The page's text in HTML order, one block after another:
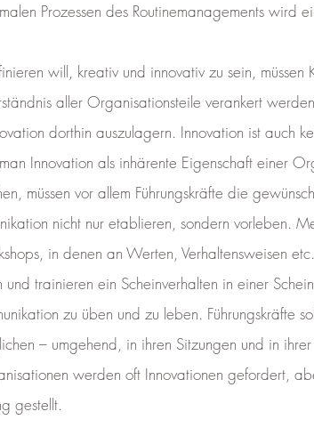
Prozessen des Routinemanagements wird
will, kreativ und innovativ zu sein, müssen
aller Organisationsteile verankert
dorthin auszulagern. Innovation ist auch
Innovation als inhärente Eigenschaft einer
müssen vor allem Führungskräfte die
nicht nur etablieren, sondern vorleben.
in denen an Werten, Verhaltensweisen
trainieren ein Scheinverhalten in einer
zu üben und zu leben. Führungskräfte
– umgehend, in ihren Sitzungen und in
werden oft Innovationen gefordert,
gestellt.